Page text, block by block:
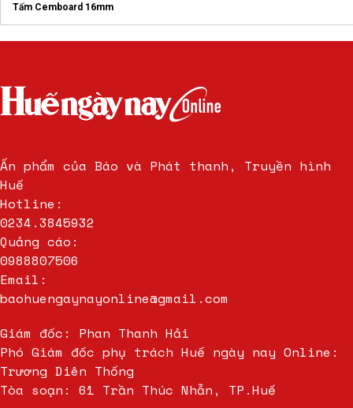
Tấm Cemboard 16mm
Ấn phẩm của Báo và Phát thanh, Truyền hình
Huế
Hotline:
0234.3845932
Quảng cáo:
0988807506
Email:
baohuengaynayonline@gmail.com
Giám đốc: Phan Thanh Hải
Phó Giám đốc phụ trách Huế ngày nay Online:
Trương Diên Thống
Tòa soạn: 61 Trần Thúc Nhẫn, TP.Huế